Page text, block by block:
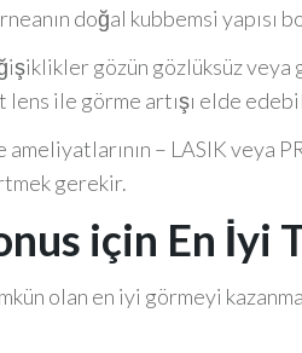
doğal kubbemsi yapısı
gözün gözlüksüz veya
lens ile görme artışı elde
ameliyatlarının – LASIK veya
gerekir.
için En İyi
olan en iyi görmeyi